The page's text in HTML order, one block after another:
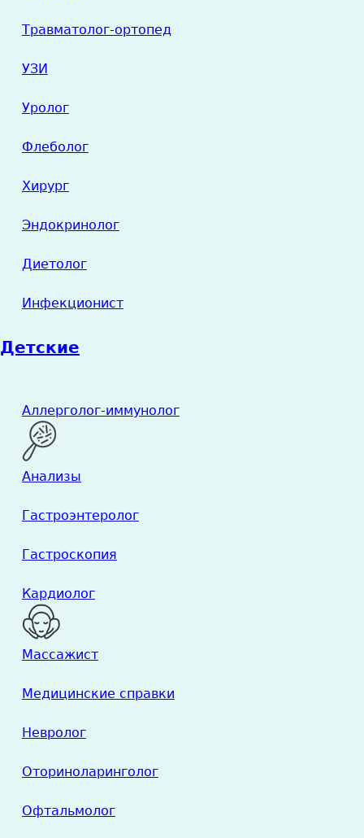
Травматолог-ортопед
УЗИ
Уролог
Флеболог
Хирург
Эндокринолог
Диетолог
Инфекционист
Детские
Аллерголог-иммунолог
Анализы
Гастроэнтеролог
Гастроскопия
Кардиолог
Массажист
Медицинские справки
Невролог
Оториноларинголог
Офтальмолог